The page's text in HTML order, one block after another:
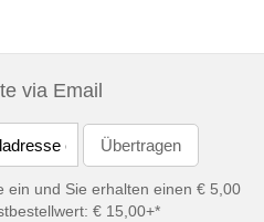
via Email
ein und Sie erhalten einen € 5,00
€ 15,00+*